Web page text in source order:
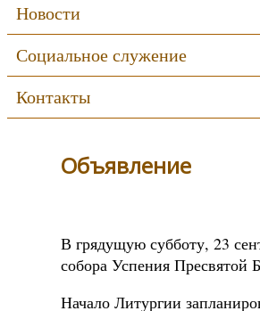
Новости
Социальное служение
Контакты
Объявление
В грядущую субботу, 23
собора Успения Пресвятой
Начало Литургии